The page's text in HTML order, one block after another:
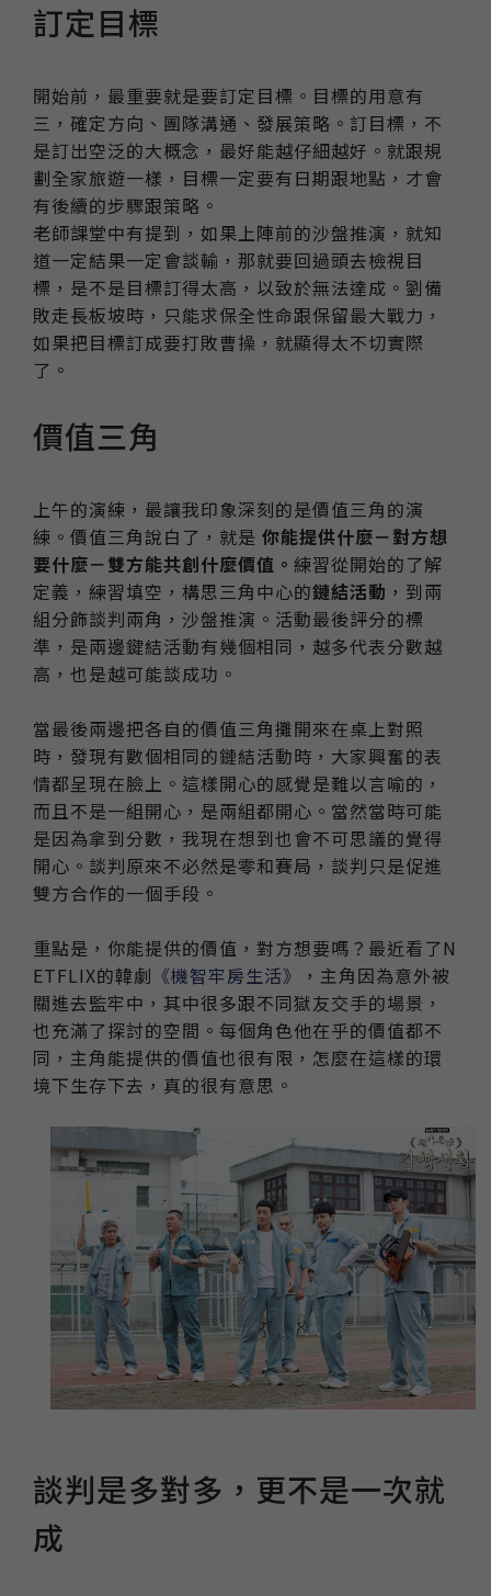
訂定目標
開始前，最重要就是要訂定目標。目標的用意有
三，確定方向、團隊溝通、發展策略。訂目標，不
是訂出空泛的大概念，最好能越仔細越好。就跟規
劃全家旅遊一樣，目標一定要有日期跟地點，才會
有後續的步驟跟策略。
老師課堂中有提到，如果上陣前的沙盤推演，就知
道一定結果一定會談輸，那就要回過頭去檢視目
標，是不是目標訂得太高，以致於無法達成。劉備
敗走長板坡時，只能求保全性命跟保留最大戰力，
如果把目標訂成要打敗曹操，就顯得太不切實際
了。
價值三角
上午的演練，最讓我印象深刻的是價值三角的演
練。價值三角說白了，就是 你能提供什麼－對方想
要什麼－雙方能共創什麼價值。 練習從開始的了解
定義，練習填空，構思三角中心的鏈結活動 ，到兩
組分飾談判兩角，沙盤推演。活動最後評分的標
準，是兩邊鍵結活動有幾個相同，越多代表分數越
高，也是越可能談成功。
當最後兩邊把各自的價值三角攤開來在桌上對照
時，發現有數個相同的鏈結活動時，大家興奮的表
情都呈現在臉上。這樣開心的感覺是難以言喻的，
而且不是一組開心，是兩組都開心。當然當時可能
是因為拿到分數，我現在想到也會不可思議的覺得
開心。談判原來不必然是零和賽局，談判只是促進
雙方合作的一個手段。
重點是，你能提供的價值，對方想要嗎？最近看了N
ETFLIX的韓劇 《機智牢房生活》
，主角因為意外被
關進去監牢中，其中很多跟不同獄友交手的場景，
也充滿了探討的空間。每個角色他在乎的價值都不
同，主角能提供的價值也很有限，怎麼在這樣的環
境下生存下去，真的很有意思。
談判是多對多，更不是一次就
成